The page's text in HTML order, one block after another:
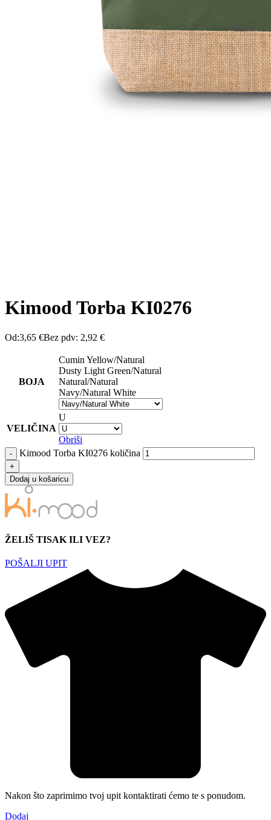
Kimood Torba KI0276
Od:3,65 €Bez pdv: 2,92 €
BOJA
Cumin Yellow/Natural
Dusty Light Green/Natural
Natural/Natural
Navy/Natural White
VELIČINA
U
Obriši
Kimood Torba KI0276 količina
Dodaj u košaricu
ŽELIŠ TISAK ILI VEZ?
POŠALJI UPIT
Nakon što zaprimimo tvoj upit kontaktirati ćemo te s ponudom.
Dodaj